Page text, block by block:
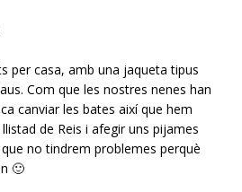
per casa, amb una jaqueta tipus
Com que les nostres nenes han
canviar les bates així que hem
de Reis i afegir uns pijames
que no tindrem problemes perquè
🙂